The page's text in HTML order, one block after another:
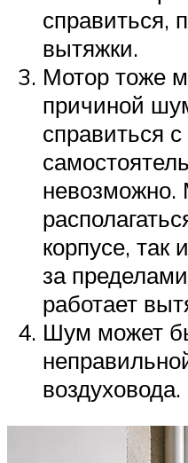
справиться,
вытяжки.
Мотор тоже
причиной
справиться
невозможно.
корпусе,
за
работает
Шум может
воздуховода.